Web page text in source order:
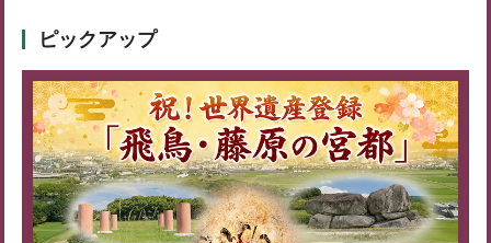
ピックアップ